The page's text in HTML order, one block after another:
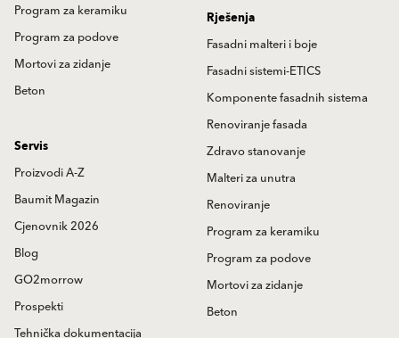
Program za keramiku
Program za podove
Mortovi za zidanje
Beton
Rješenja
Fasadni malteri i boje
Fasadni sistemi-ETICS
Komponente fasadnih sistema
Renoviranje fasada
Zdravo stanovanje
Malteri za unutra
Renoviranje
Program za keramiku
Program za podove
Mortovi za zidanje
Beton
Servis
Proizvodi A-Z
Baumit Magazin
Cjenovnik 2026
Blog
GO2morrow
Prospekti
Tehnička dokumentacija